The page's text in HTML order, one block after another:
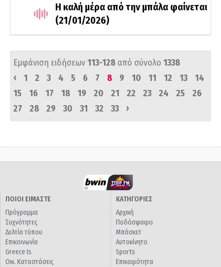
Η καλή μέρα από την μπάλα φαίνεται
(21/01/2026)
Εμφάνιση ειδήσεων113-128 από σύνολο 1338
‹
1 2 3 4 5 6 7 8 9 10 11 12 13
14
15
16 17 18 19 20 21 22 23 24 25
26
27
28 29 30 31 32 33 ›
ΠΟΙΟΙ ΕΙΜΑΣΤΕ
Πρόγραμμα
Συχνότητες
Δελτία τύπου
Επικοινωνία
Greece Is
Οικ. Καταστάσεις
ΚΑΤΗΓΟΡΙΕΣ
Αρχική
Ποδόσφαιρο
Μπάσκετ
Αυτοκίνητο
Sports
Επικαιρότητα